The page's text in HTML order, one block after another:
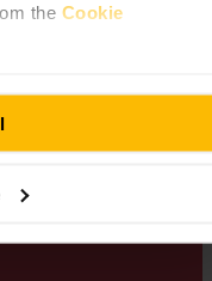
the Cookie
Het is een nieuw
in het gebied